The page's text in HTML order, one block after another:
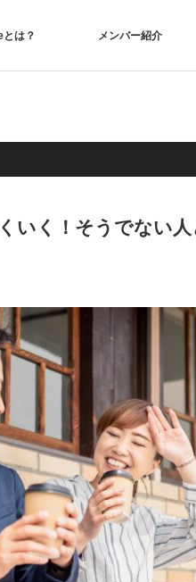
は？ メンバー紹介
いく！そうでない